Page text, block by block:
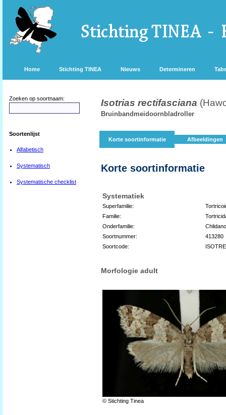
Home Stichting TINEA Nieuws Determineren
Zoeken op soortnaam:
Soortenlijst
Alfabetisch
Systematisch
Systematische checklist
Isotrias rectifasciana
Bruinbandmeidoornbladroller
Korte soortinformatie Afbeeldingen
Korte soortinformatie
Systematiek
Superfamilie:
Familie:
Onderfamilie:
Soortnummer:
413280
Soortcode:
Morfologie adult
© Stichting Tinea